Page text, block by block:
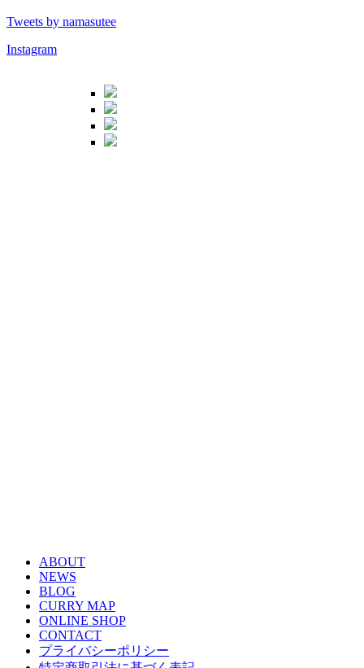
Tweets by namasutee
Instagram
ABOUT
NEWS
BLOG
CURRY MAP
ONLINE SHOP
CONTACT
プライバシーポリシー